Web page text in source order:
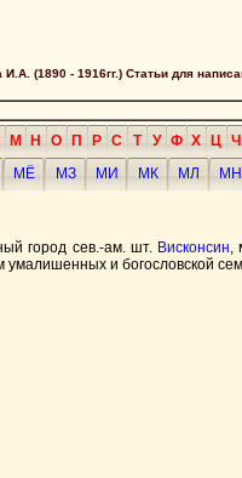
(1890 - 1916гг.) Статьи для
М Н О П Р С Т У Ф Х Ц Ч
МЁ МЗ МИ МК МЛ
МН
город сев.-ам. шт. Висконсин,
умалишенных и богословской